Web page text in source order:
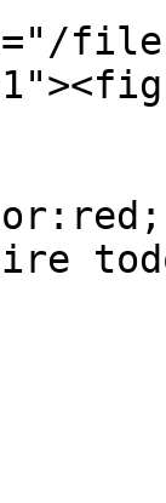
files/